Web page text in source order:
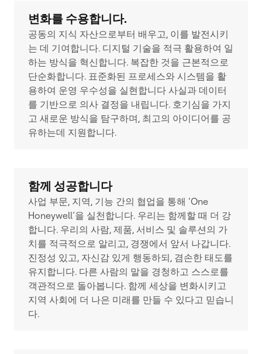
변화를 수용합니다.
공동의 지식 자산으로부터 배우고, 이를 발전시키
는 데 기여합니다. 디지털 기술을 적극 활용하여 일
하는 방식을 혁신합니다. 복잡한 것을 근본적으로
단순화합니다. 표준화된 프로세스와 시스템을 활
용하여 운영 우수성을 실현합니다 사실과 데이터
를 기반으로 의사 결정을 내립니다. 호기심을 가지
고 새로운 방식을 탐구하며, 최고의 아이디어를 공
유하는데 지원합니다.
함께 성공합니다
사업 부문, 지역, 기능 간의 협업을 통해 ‘One
Honeywell’을 실천합니다. 우리는 함께할 때 더 강
합니다. 우리의 사람, 제품, 서비스 및 솔루션의 가
치를 적극적으로 알리고, 경쟁에서 앞서 나갑니다.
진정성 있고, 자신감 있게 행동하되, 겸손한 태도를
유지합니다. 다른 사람의 말을 경청하고 스스로를
객관적으로 돌아봅니다. 함께 세상을 변화시키고
지역 사회에 더 나은 미래를 만들 수 있다고 믿습니
다.